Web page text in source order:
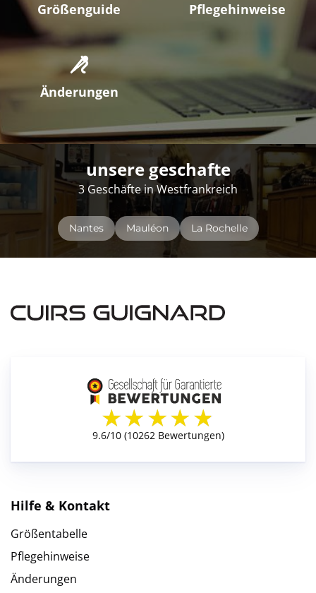
Größenguide Pflegehinweise
Änderungen
unsere geschafte
3 Geschäfte in Westfrankreich
Nantes Mauléon La Rochelle
Hilfe & Kontakt
Größentabelle
Pflegehinweise
Änderungen